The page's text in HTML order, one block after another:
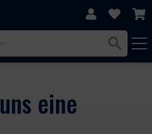
Zum Footer
eine